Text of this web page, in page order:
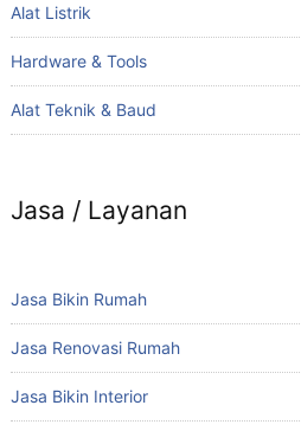
Alat Listrik
Hardware & Tools
Alat Teknik & Baud
Jasa / Layanan
Jasa Bikin Rumah
Jasa Renovasi Rumah
Jasa Bikin Interior